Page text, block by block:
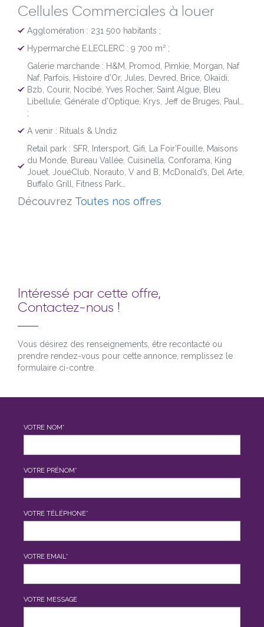
Cellules Commerciales à louer
Agglomération : 231 500 habitants ;
Hypermarché E.LECLERC : 9 700 m² ;
Galerie marchande : H&M, Promod, Pimkie, Morgan, Naf
Naf, Parfois, Histoire d’Or, Jules, Devred, Brice, Okaïdi,
Bzb, Courir, Nocibé, Yves Rocher, Saint Algue, Bleu
Libellule, Générale d’Optique, Krys, Jeff de Bruges, Paul…
;
A venir : Rituals & Undiz
Retail park : SFR, Intersport, Gifi, La Foir’Fouille, Maisons
du Monde, Bureau Vallée, Cuisinella, Conforama, King
Jouet, JouéClub, Norauto, V and B, McDonald’s, Del Arte,
Buffalo Grill, Fitness Park…
Découvrez Toutes nos offres
Intéressé par cette offre,
Contactez-nous !
Vous désirez des renseignements, être recontacté ou
prendre rendez-vous pour cette annonce, remplissez le
formulaire ci-contre.
VOTRE NOM*
VOTRE PRÉNOM*
VOTRE TÉLÉPHONE*
VOTRE EMAIL*
VOTRE MESSAGE